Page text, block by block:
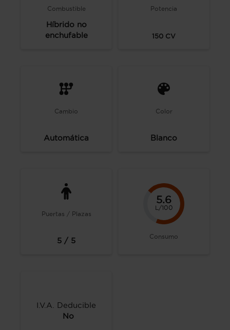
Combustible
Híbrido no
enchufable
Potencia
150 CV
Cambio
Automática
Color
Blanco
Puertas / Plazas
5 / 5
5.6
L/100
Consumo
I.V.A. Deducible
No